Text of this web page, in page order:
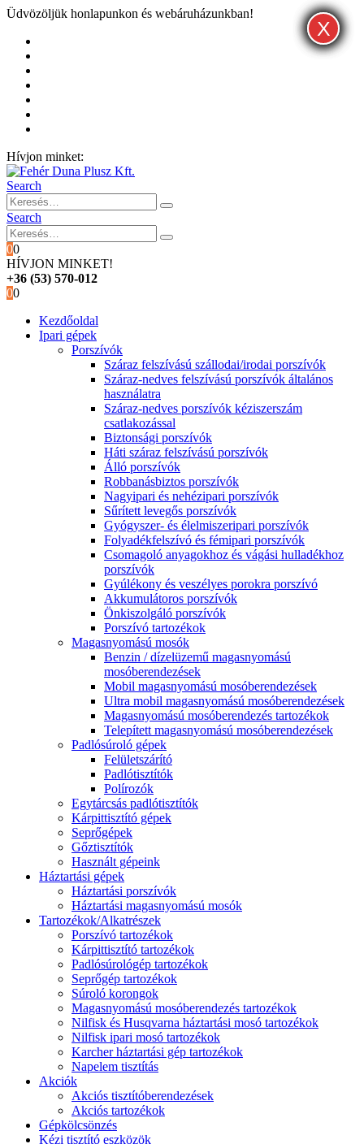
Üdvözöljük honlapunkon és webáruházunkban!
Hívjon minket:
Search
Search
00
HÍVJON MINKET!
+36 (53) 570-012
00
Kezdőoldal
Ipari gépek
Porszívók
Száraz felszívású szállodai/irodai porszívók
Száraz-nedves felszívású porszívók általános
használatra
Száraz-nedves porszívók kéziszerszám
csatlakozással
Biztonsági porszívók
Háti száraz felszívású porszívók
Álló porszívók
Robbanásbiztos porszívók
Nagyipari és nehézipari porszívók
Sűrített levegős porszívók
Gyógyszer- és élelmiszeripari porszívók
Folyadékfelszívó és fémipari porszívók
Csomagoló anyagokhoz és vágási hulladékhoz
porszívók
Gyúlékony és veszélyes porokra porszívó
Akkumulátoros porszívók
Önkiszolgáló porszívók
Porszívó tartozékok
Magasnyomású mosók
Benzin / dízelüzemű magasnyomású
mosóberendezések
Mobil magasnyomású mosóberendezések
Ultra mobil magasnyomású mosóberendezések
Magasnyomású mosóberendezés tartozékok
Telepített magasnyomású mosóberendezések
Padlósúroló gépek
Felületszárító
Padlótisztítók
Polírozók
Egytárcsás padlótisztítók
Kárpittisztító gépek
Seprőgépek
Gőztisztítók
Használt gépeink
Háztartási gépek
Háztartási porszívók
Háztartási magasnyomású mosók
Tartozékok/Alkatrészek
Porszívó tartozékok
Kárpittisztító tartozékok
Padlósúrológép tartozékok
Seprőgép tartozékok
Súroló korongok
Magasnyomású mosóberendezés tartozékok
Nilfisk és Husqvarna háztartási mosó tartozékok
Nilfisk ipari mosó tartozékok
Karcher háztartási gép tartozékok
Napelem tisztítás
Akciók
Akciós tisztítóberendezések
Akciós tartozékok
Gépkölcsönzés
Kézi tisztító eszközök
X
X
X